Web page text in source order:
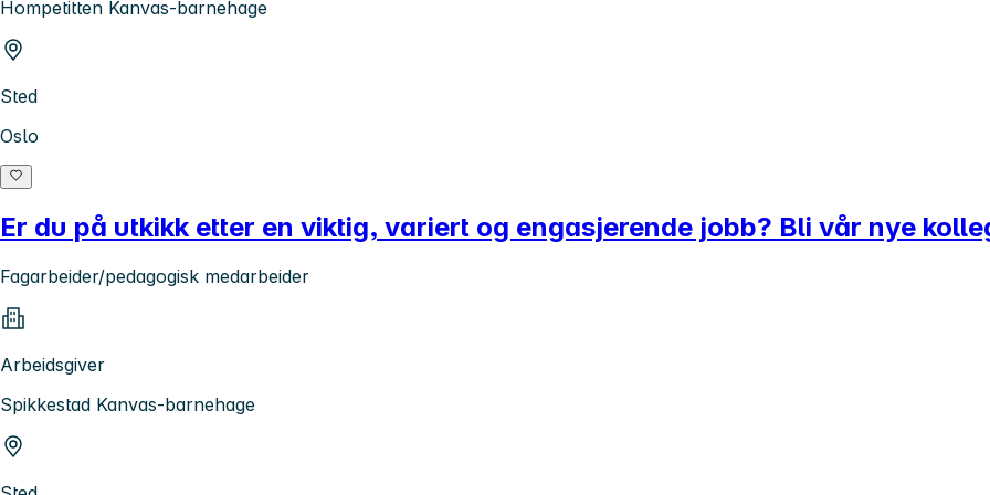
Hompetitten Kanvas-barnehage
Sted
Oslo
Er du på utkikk etter en viktig, variert og engasjerende jobb? Bli vår nye
Fagarbeider/pedagogisk medarbeider
Arbeidsgiver
Spikkestad Kanvas-barnehage